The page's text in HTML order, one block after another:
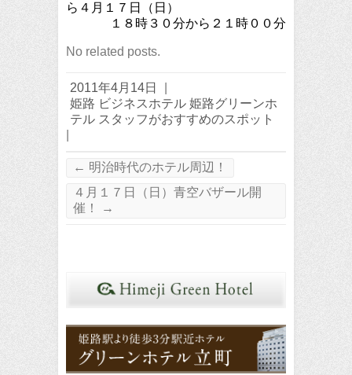
ら４月１７日（日）
１８時３０分から２１時００分
No related posts.
2011年4月14日
姫路 ビジネスホテル 姫路グリーンホ
テル スタッフがおすすめのスポット
← 明治時代のホテル周辺！
４月１７日（日）青空バザール開
催！
→